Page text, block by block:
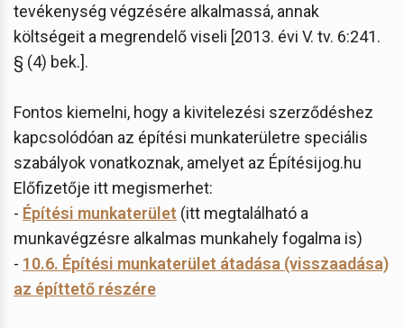
tevékenység végzésére alkalmassá, annak
költségeit a megrendelő viseli [2013. évi V. tv. 6:241.
§ (4) bek.].
Fontos kiemelni, hogy a kivitelezési szerződéshez
kapcsolódóan az építési munkaterületre speciális
szabályok vonatkoznak, amelyet az Építésijog.hu
Előfizetője itt megismerhet:
- Építési munkaterület (itt megtalálható a
munkavégzésre alkalmas munkahely fogalma is)
- 10.6. Építési munkaterület átadása (visszaadása)
az építtető részére